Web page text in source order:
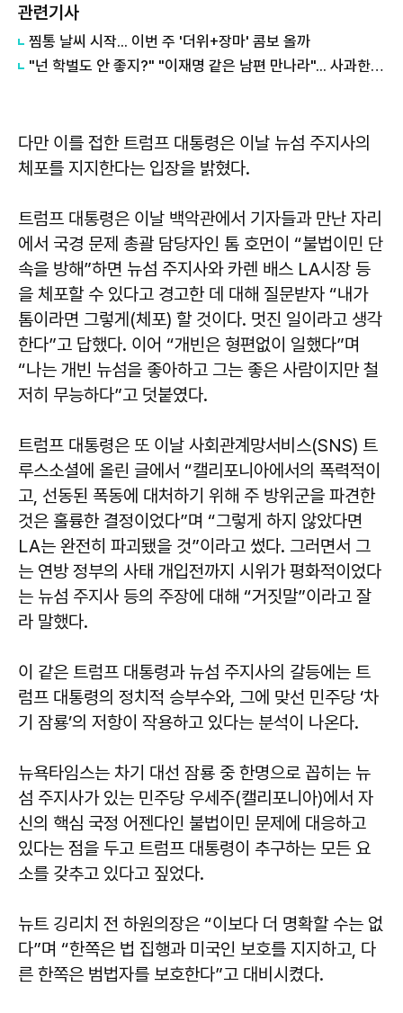
관련기사
찜통 날씨 시작... 이번 주 '더위+장마' 콤보 올까
"넌 학벌도 안 좋지?" "이재명 같은 남편 만나라"... 사과한 시의원, 결국
다만 이를 접한 트럼프 대통령은 이날 뉴섬 주지사의
체포를 지지한다는 입장을 밝혔다.
트럼프 대통령은 이날 백악관에서 기자들과 만난 자리
에서 국경 문제 총괄 담당자인 톰 호먼이 “불법이민 단
속을 방해”하면 뉴섬 주지사와 카렌 배스 LA시장 등
을 체포할 수 있다고 경고한 데 대해 질문받자 “내가
톰이라면 그렇게(체포) 할 것이다. 멋진 일이라고 생각
한다”고 답했다. 이어 “개빈은 형편없이 일했다”며
“나는 개빈 뉴섬을 좋아하고 그는 좋은 사람이지만 철
저히 무능하다”고 덧붙였다.
트럼프 대통령은 또 이날 사회관계망서비스(SNS) 트
루스소셜에 올린 글에서 “캘리포니아에서의 폭력적이
고, 선동된 폭동에 대처하기 위해 주 방위군을 파견한
것은 훌륭한 결정이었다”며 “그렇게 하지 않았다면
LA는 완전히 파괴됐을 것”이라고 썼다. 그러면서 그
는 연방 정부의 사태 개입전까지 시위가 평화적이었다
는 뉴섬 주지사 등의 주장에 대해 “거짓말”이라고 잘
라 말했다.
이 같은 트럼프 대통령과 뉴섬 주지사의 갈등에는 트
럼프 대통령의 정치적 승부수와, 그에 맞선 민주당 ‘차
기 잠룡’의 저항이 작용하고 있다는 분석이 나온다.
뉴욕타임스는 차기 대선 잠룡 중 한명으로 꼽히는 뉴
섬 주지사가 있는 민주당 우세주(캘리포니아)에서 자
신의 핵심 국정 어젠다인 불법이민 문제에 대응하고
있다는 점을 두고 트럼프 대통령이 추구하는 모든 요
소를 갖추고 있다고 짚었다.
뉴트 깅리치 전 하원의장은 “이보다 더 명확할 수는 없
다”며 “한쪽은 법 집행과 미국인 보호를 지지하고, 다
른 한쪽은 범법자를 보호한다”고 대비시켰다.